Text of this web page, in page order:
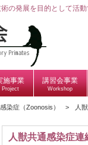
の発展を目的として活
施事業
Project
講習会事業
Workshop
染症（Zoonosis） 人
人獣共通感染症